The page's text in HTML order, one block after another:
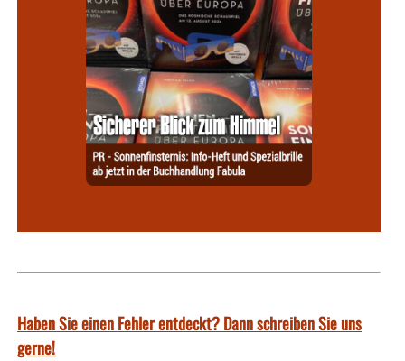
Haben Sie einen Fehler entdeckt? Dann schreiben Sie uns
gerne!